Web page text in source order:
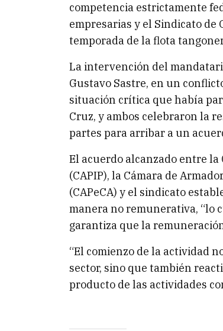
competencia estrictamente
empresarias y el Sindicato de
temporada de la flota
La intervención del
Gustavo Sastre, en un
situación crítica que había
Cruz, y ambos celebraron la
partes para arribar a un
El acuerdo alcanzado entre
(CAPIP), la Cámara de
(CAPeCA) y el sindicato
manera no remunerativa, “lo
garantiza que la
“El comienzo de la actividad
sector, sino que también
producto de las actividades